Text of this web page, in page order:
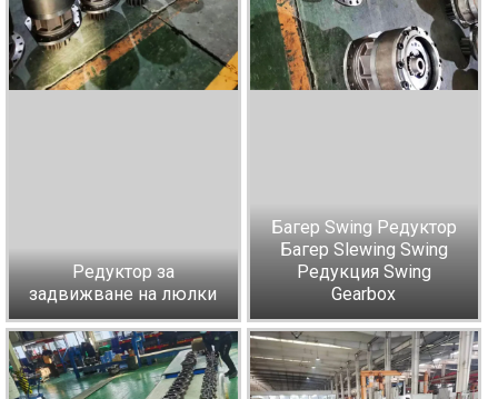
Редуктор за
задвижване на люлки
Багер Swing Редуктор
Багер Slewing Swing
Редукция Swing
Gearbox